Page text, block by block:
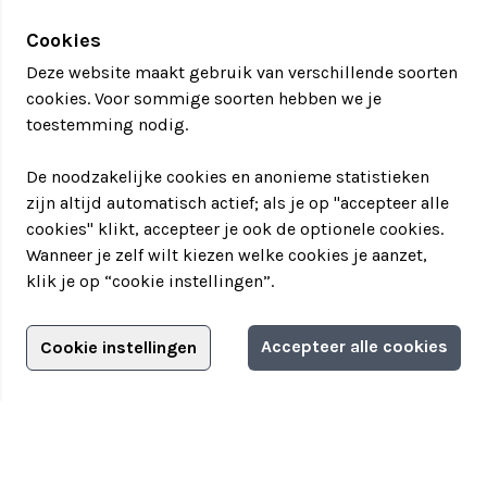
Één consumptie per persoon
Mollen worden vooraf benaderd en ingelicht
Te boeken op uw gewenste dag en tijdstip
Prijs
€ 22,50 p.p. excl. BTW (v.a. 40 pers.)
€ 24,50 p.p. excl. BTW (15 - 39 pers.)
Informatie aanvragen
Adverteren?
Adverteerdersopties
Cookies
Deze website maakt gebruik van verschillende soorten
cookies. Voor sommige soorten hebben we je
toestemming nodig.
De noodzakelijke cookies en anonieme statistieken
zijn altijd automatisch actief; als je op "accepteer alle
cookies" klikt, accepteer je ook de optionele cookies.
Wanneer je zelf wilt kiezen welke cookies je aanzet,
klik je op “cookie instellingen”.
Cookie instellingen Accepteer alle cookies